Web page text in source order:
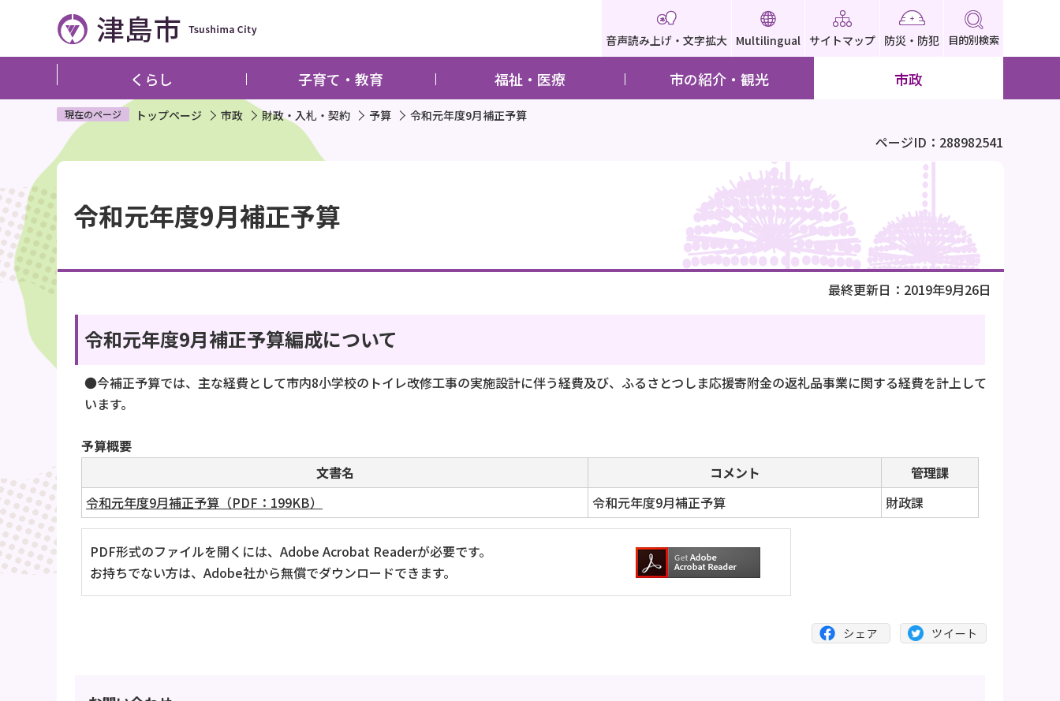
ペ
ジ
す
音声読み上げ・文字拡大 Multilingual サイトマップ 防災・防犯 目的別検索
くらし 子育て・教育 福祉・医療 市の紹介・観光 市政
現在のページ トップページ 市政 財政・入札・契約 予算 令和元年度9月補正予算
ページID：288982541
文
こ
こ
か
ら
令和元年度9月補正予算
最終更新日：2019年9月26日
令和元年度9月補正予算編成について
●今補正予算では、主な経費として市内8小学校のトイレ改修工事の実施設計に伴う経費及び、ふるさとつしま応援寄附金の返礼品事業に関する経費を計上して
います。
予算概要
文書名
コメント
管理課
令和元年度9月補正予算（PDF：199KB）
令和元年度9月補正予算 財政課
PDF形式のファイルを開くには、Adobe Acrobat Readerが必要です。
お持ちでない方は、Adobe社から無償でダウンロードできます。